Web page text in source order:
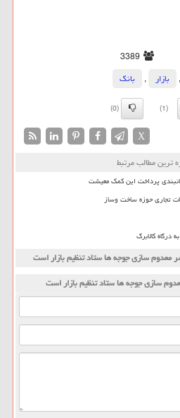
3389
, بازار ,
بانك
(1)
(0)
X
ترین مطالب مرتبط
پرداخت این کمک معیشت
کالابرگ
معدوم سازی جوجه ها ستاد تنظیم بازار است
سازی جوجه ها ستاد تنظیم بازار است